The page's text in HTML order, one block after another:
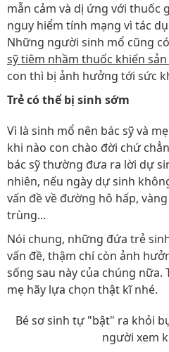
mẫn cảm và dị ứng với thuốc
nguy hiểm tính mạng vì tác
Những người sinh mổ cũng
sỹ tiêm nhầm thuốc khiến
con thì bị ảnh hưởng tới sức
Trẻ có thể bị sinh sớm
Vì là sinh mổ nên bác sỹ và
khi nào con chào đời chứ
bác sỹ thường đưa ra lời dự
nhiên, nếu ngày dự sinh
vấn đề về đường hô hấp,
trùng...
Nói chung, những đứa trẻ
vấn đề, thậm chí còn ảnh
sống sau này của chúng
mẹ hãy lựa chọn thật kĩ nhé.
Bé sơ sinh tự "bật" ra khỏi
người xem